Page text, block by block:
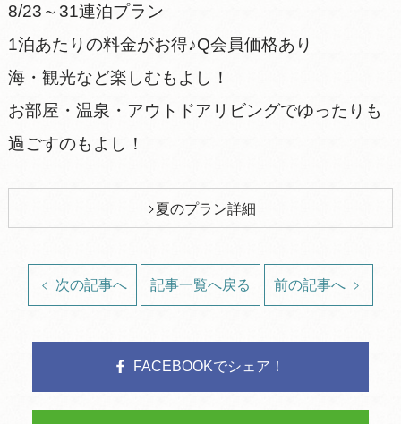
8/23～31連泊プラン
1泊あたりの料金がお得♪Q会員価格あり
海・観光など楽しむもよし！
お部屋・温泉・アウトドアリビングでゆったりも
過ごすのもよし！
夏のプラン詳細
次の記事へ 記事一覧へ戻る 前の記事へ
FACEBOOKでシェア！